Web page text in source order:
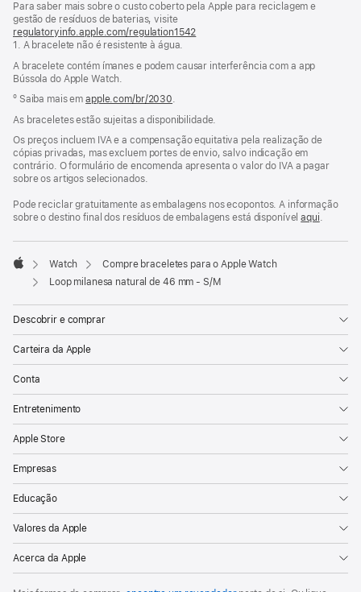
nova
janela)
Para saber mais sobre o custo coberto pela Apple para reciclagem e
gestão de resíduos de baterias, visite
regulatoryinfo.apple.com/regulation1542
janela)
1. A bracelete não é resistente à água.
A bracelete contém ímanes e podem causar interferência com a app
Bússola do Apple Watch.
º Saiba mais emapple.com/br/2030.
As braceletes estão sujeitas a disponibilidade.
Os preços incluem IVA e a compensação equitativa pela realização de
cópias privadas, mas excluem portes de envio, salvo indicação em
contrário. O formulário de encomenda apresenta o valor do IVA a pagar
sobre os artigos selecionados.
Pode reciclar gratuitamente as embalagens nos ecopontos. A informação
sobre o destino final dos resíduos de embalagens está disponívelaqui.
Apple
Watch
Compre braceletes para o Apple Watch
Loop milanesa natural de 46 mm - S/M
Descobrir e comprar
Carteira da Apple
Conta
Entretenimento
Apple Store
Empresas
Educação
Valores da Apple
Acerca da Apple